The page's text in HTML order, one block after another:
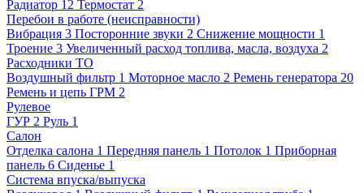
Радиатор 12 Термостат 2
Перебои в работе (неисправности)
Вибрация 3 Посторонние звуки 2 Снижение мощности 1
Троение 3 Увеличенный расход топлива, масла, воздуха 2
Расходники ТО
Воздушный фильтр 1 Моторное масло 2 Ремень генератора 20
Ремень и цепь ГРМ 2
Рулевое
ГУР 2 Руль 1
Салон
Отделка салона 1 Передняя панель 1 Потолок 1 Приборная
панель 6 Сиденье 1
Система впуска/выпуска